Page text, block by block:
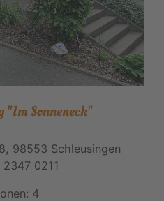
"Im Sonneneck"
98553 Schleusingen
2347 0211
4